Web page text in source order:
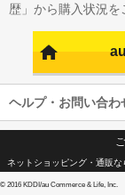
歴」から購入状況を
ヘルプ・お問い合わ
ネットショッピング・通販な
© 2016 KDDI/au Commerce & Life, Inc.